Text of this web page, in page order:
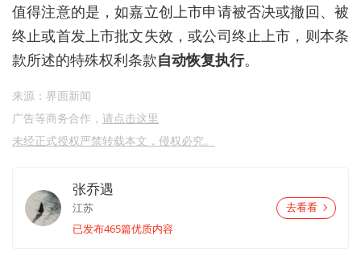
值得注意的是，如嘉立创上市申请被否决或撤回、被
终止或首发上市批文失效，或公司终止上市，则本条
款所述的特殊权利条款自动恢复执行。
来源：界面新闻
广告等商务合作， 请点击这里
未经正式授权严禁转载本文，侵权必究。
张乔遇
江苏
已发布465篇优质内容
去看看